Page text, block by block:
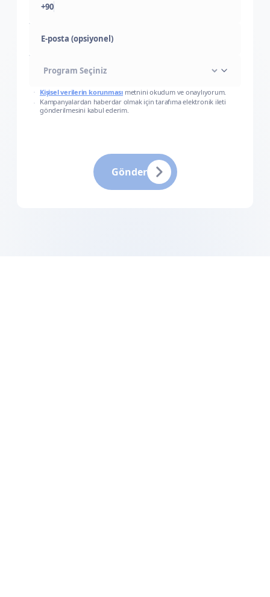
+90
E-posta (opsiyonel)
Kişisel verilerin korunması metnini okudum ve onaylıyorum.
Kampanyalardan haberdar olmak için tarafıma elektronik ileti
gönderilmesini kabul ederim.
Gönder